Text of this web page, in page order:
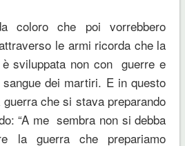
coloro che poi vorrebbero
le armi ricorda che la
sviluppata non con guerre e
dei martiri. E in questo
che si stava preparando
“A me sembra non si debba
la guerra che prepariamo